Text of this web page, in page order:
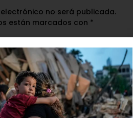
no será publicada.
están marcados con *